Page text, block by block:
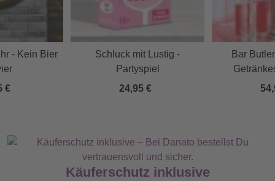
- Kein Bier
€
Schluck mit Lustig -
Partyspiel
24,95 €
Bar
Käuferschutz inklusive